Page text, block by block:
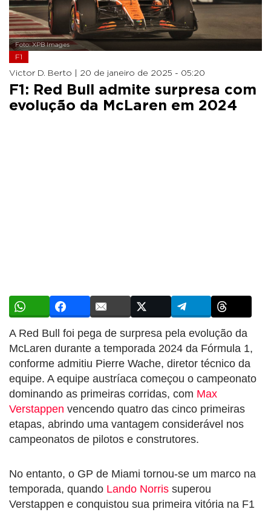
Foto: XPB Images
F1
Victor D. Berto | 20 de janeiro de 2025 - 05:20
F1: Red Bull admite surpresa com
evolução da McLaren em 2024
A Red Bull foi pega de surpresa pela evolução da
McLaren durante a temporada 2024 da Fórmula 1,
conforme admitiu Pierre Wache, diretor técnico da
equipe. A equipe austríaca começou o campeonato
dominando as primeiras corridas, com Max
Verstappen vencendo quatro das cinco primeiras
etapas, abrindo uma vantagem considerável nos
campeonatos de pilotos e construtores.
No entanto, o GP de Miami tornou-se um marco na
temporada, quando Lando Norris superou
Verstappen e conquistou sua primeira vitória na F1